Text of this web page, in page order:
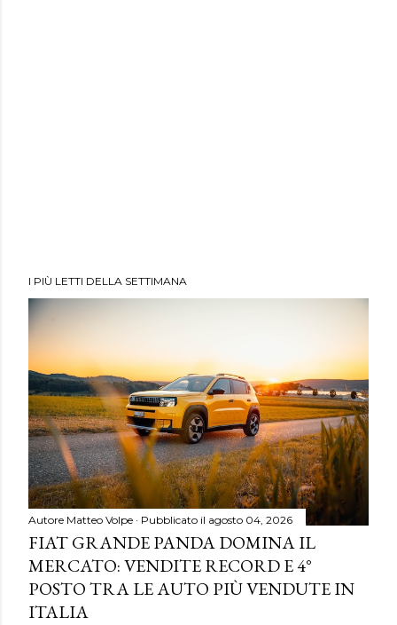
I PIÙ LETTI DELLA SETTIMANA
Autore Matteo Volpe Pubblicato il agosto 04, 2026
FIAT GRANDE PANDA DOMINA IL
MERCATO: VENDITE RECORD E 4°
POSTO TRA LE AUTO PIÙ VENDUTE IN
ITALIA